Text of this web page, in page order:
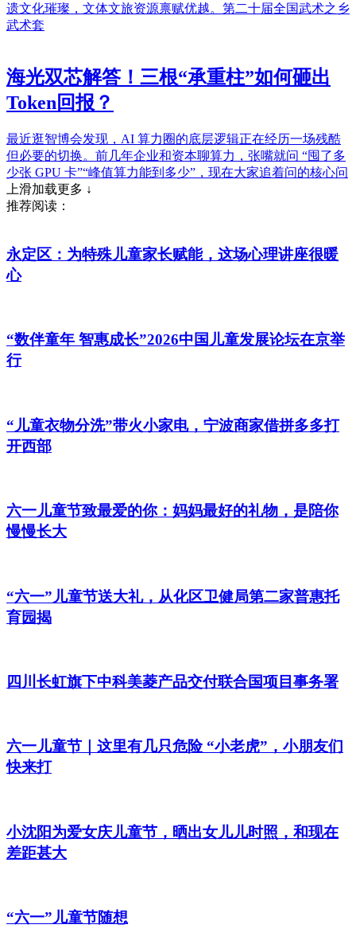
遗文化璀璨，文体文旅资源禀赋优越。第二十届全国武术之乡
武术套
海光双芯解答！三根“承重柱”如何砸出
Token回报？
最近逛智博会发现，AI 算力圈的底层逻辑正在经历一场残酷
但必要的切换。前几年企业和资本聊算力，张嘴就问 “囤了多
少张 GPU 卡”“峰值算力能到多少”，现在大家追着问的核心问
上滑加载更多 ↓
推荐阅读：
永定区：为特殊儿童家长赋能，这场心理讲座很暖
心
“数伴童年 智惠成长”2026中国儿童发展论坛在京举
行
“儿童衣物分洗”带火小家电，宁波商家借拼多多打
开西部
六一儿童节致最爱的你：妈妈最好的礼物，是陪你
慢慢长大
“六一”儿童节送大礼，从化区卫健局第二家普惠托
育园揭
四川长虹旗下中科美菱产品交付联合国项目事务署
六一儿童节｜这里有几只危险 “小老虎”，小朋友们
快来打
小沈阳为爱女庆儿童节，晒出女儿儿时照，和现在
差距甚大
“六一”儿童节随想